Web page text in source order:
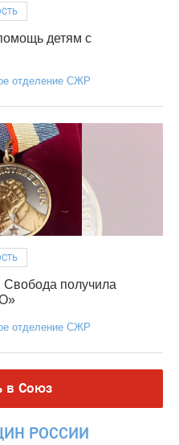
детям с
отделение СЖР
Свобода получила
отделение СЖР
в Союз
РОССИИ